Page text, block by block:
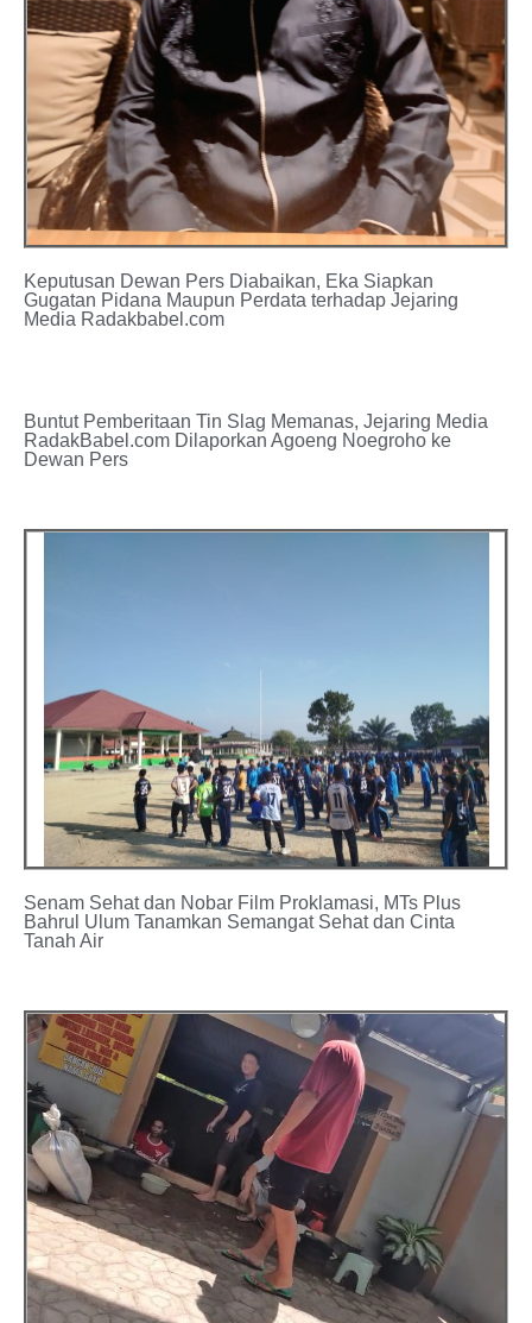
Keputusan Dewan Pers Diabaikan, Eka Siapkan
Gugatan Pidana Maupun Perdata terhadap Jejaring
Media Radakbabel.com
Buntut Pemberitaan Tin Slag Memanas, Jejaring Media
RadakBabel.com Dilaporkan Agoeng Noegroho ke
Dewan Pers
Senam Sehat dan Nobar Film Proklamasi, MTs Plus
Bahrul Ulum Tanamkan Semangat Sehat dan Cinta
Tanah Air